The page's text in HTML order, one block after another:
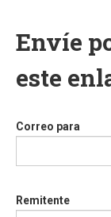
Envíe
este
Correo para
Remitente